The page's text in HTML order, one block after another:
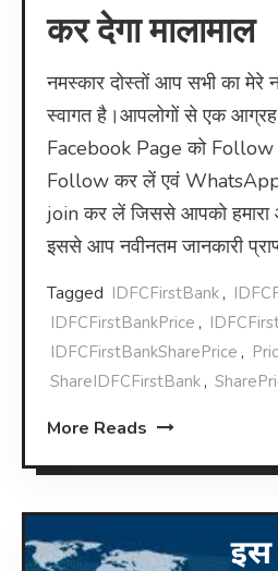
कर देगा मालामाल
नमस्कार दोस्तों आप सभी का
स्वागत है।आपलोगों से एक
Facebook Page को Follow
Follow कर लें एवं
join कर लें जिससे आपको हमारा
इससे आप नवीनतम जानकारी
Tagged IDFCFirstBank ,
IDFCFirstBankPrice ,
IDFCFirstBankSharePrice ,
ShareIDFCFirstBank ,
More Reads